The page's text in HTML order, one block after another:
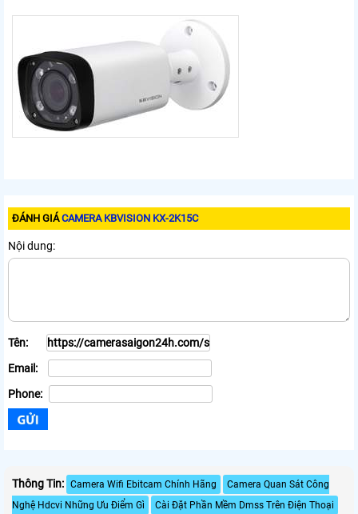
ĐÁNH GIÁCAMERA KBVISION KX-2K15C
Nội dung:
Tên:
Email:
Phone:
Thông Tin: Camera Wifi Ebitcam Chính Hãng
Camera Quan Sát Công
Nghệ Hdcvi Những Ưu Điểm Gì
Cài Đặt Phần Mềm Dmss Trên Điện Thoại